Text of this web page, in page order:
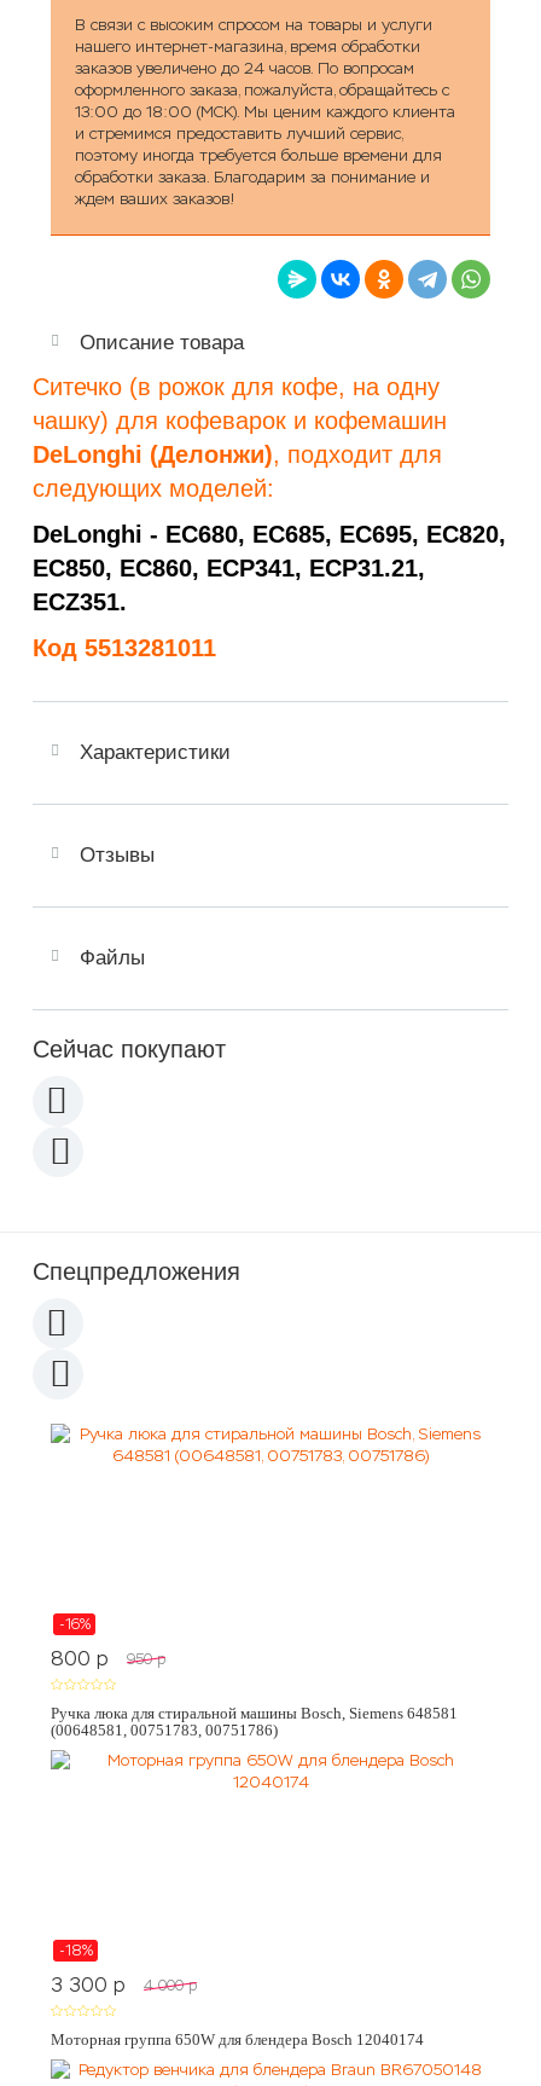
В связи с высоким спросом на товары и услуги
нашего интернет-магазина, время обработки
заказов увеличено до 24 часов. По вопросам
оформленного заказа, пожалуйста, обращайтесь с
13:00 до 18:00 (МСК). Мы ценим каждого клиента
и стремимся предоставить лучший сервис,
поэтому иногда требуется больше времени для
обработки заказа. Благодарим за понимание и
ждем ваших заказов!
Описание товара
Ситечко (в рожок для кофе, на одну
чашку) для кофеварок и кофемашин
DeLonghi (Делонжи), подходит для
следующих моделей:
DeLonghi - EC680, EC685, EC695, EC820,
EC850, EC860, ECP341, ECP31.21,
ECZ351.
Код 5513281011
Характеристики
Отзывы
Файлы
Сейчас покупают
Спецпредложения
-16%
800 p 950 p
Ручка люка для стиральной машины Bosch, Siemens 648581
(00648581, 00751783, 00751786)
-18%
3 300 p 4 000 p
Моторная группа 650W для блендера Bosch 12040174